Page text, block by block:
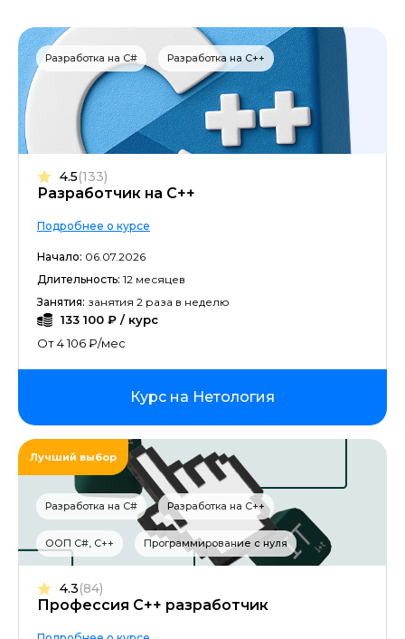
Разработка на C# Разработка на C++
Разработчик на С++
4.5(133)
Подробнее о курсе
Начало: 06.07.2026
Длительность: 12 месяцев
Занятия: занятия 2 раза в неделю
133 100 ₽ / курс
От 4 106 ₽/мес
Курс на Нетология
Лучший выбор
Разработка на C# Разработка на C++
ООП C#, C++ Программирование с нуля
Профессия C++ разработчик
4.3(84)